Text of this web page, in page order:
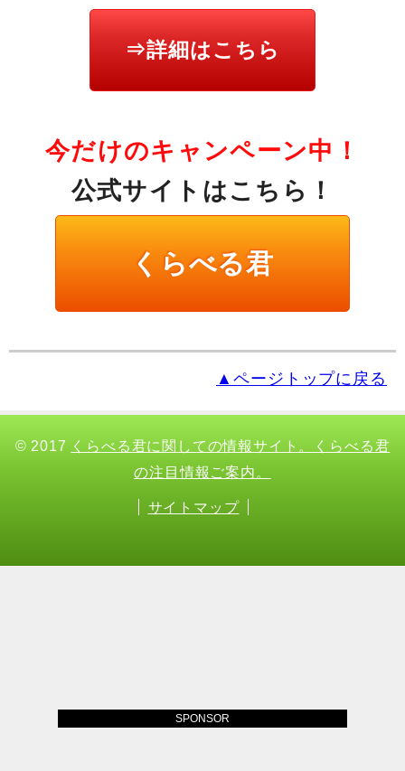
⇒詳細はこちら
今だけのキャンペーン中！
公式サイトはこちら！
くらべる君
▲ページトップに戻る
© 2017 くらべる君に関しての情報サイト。くらべる君
の注目情報ご案内。
サイトマップ
SPONSOR